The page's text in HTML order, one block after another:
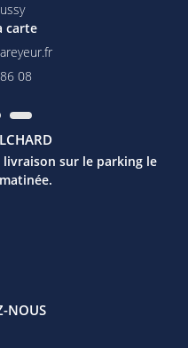
carte
08
sur le parking le
NOUS